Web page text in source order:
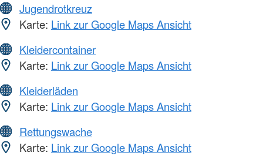
Jugendrotkreuz
Karte: Link zur Google Maps Ansicht
Kleidercontainer
Karte: Link zur Google Maps Ansicht
Kleiderläden
Karte: Link zur Google Maps Ansicht
Rettungswache
Karte: Link zur Google Maps Ansicht